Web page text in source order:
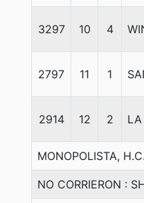
3297 10 4
2797 11 1
2914 12 2 LA
MONOPOLISTA,
NO CORRIERON :